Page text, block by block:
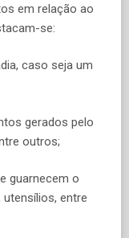
em relação ao
se:
caso seja um
gerados pelo
outros;
guarnecem o
entre